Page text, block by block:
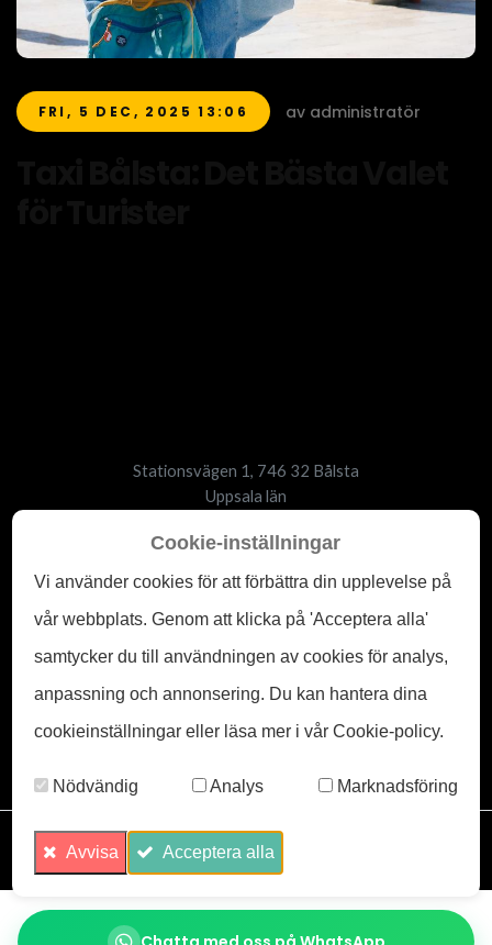
FRI, 5 DEC, 2025 13:06 av administratör
Stationsvägen 1, 746 32 Bålsta
Uppsala län
E-post:info@beegone.se
Upphovsrätt ©2026 org-nr: 559129-6222
Hjälp
Kontakta oss
Integritetspolicy
Villkor & bestämmelser
Cookie-inställningar
Vi använder cookies för att förbättra din upplevelse på
vår webbplats. Genom att klicka på 'Acceptera alla'
samtycker du till användningen av cookies för analys,
anpassning och annonsering. Du kan hantera dina
cookieinställningar eller läsa mer i vår Cookie-policy.
Nödvändig Analys Marknadsföring
Avvisa Acceptera alla